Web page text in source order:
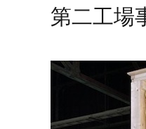
第二工場